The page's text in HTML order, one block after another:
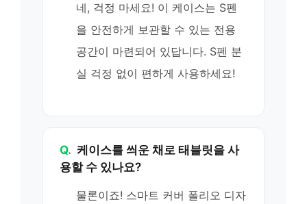
네, 걱정 마세요! 이 케이스는 S펜
을 안전하게 보관할 수 있는 전용
공간이 마련되어 있답니다. S펜 분
실 걱정 없이 편하게 사용하세요!
Q. 케이스를 씌운 채로 태블릿을 사
용할 수 있나요?
물론이죠! 스마트 커버 폴리오 디자